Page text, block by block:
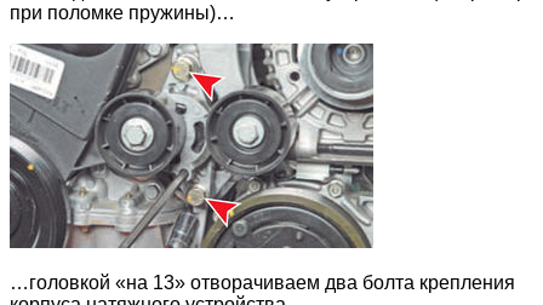
при поломке пружины)…
…головкой «на 13» отворачиваем два болта крепления